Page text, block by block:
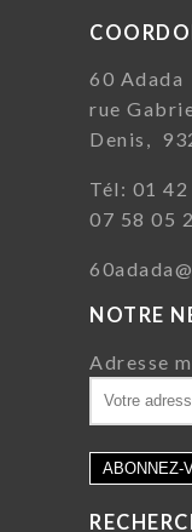
60
rue
Denis,
Tél:
07 58 05
NOTRE
Adresse